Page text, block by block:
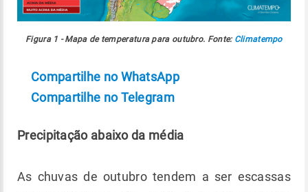
Figura 1 - Mapa de temperatura para outubro. Fonte: Climatempo
Compartilhe no WhatsApp
Compartilhe no Telegram
Precipitação abaixo da média
As chuvas de outubro tendem a ser escassas